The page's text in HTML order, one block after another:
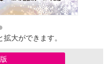
大ができます。